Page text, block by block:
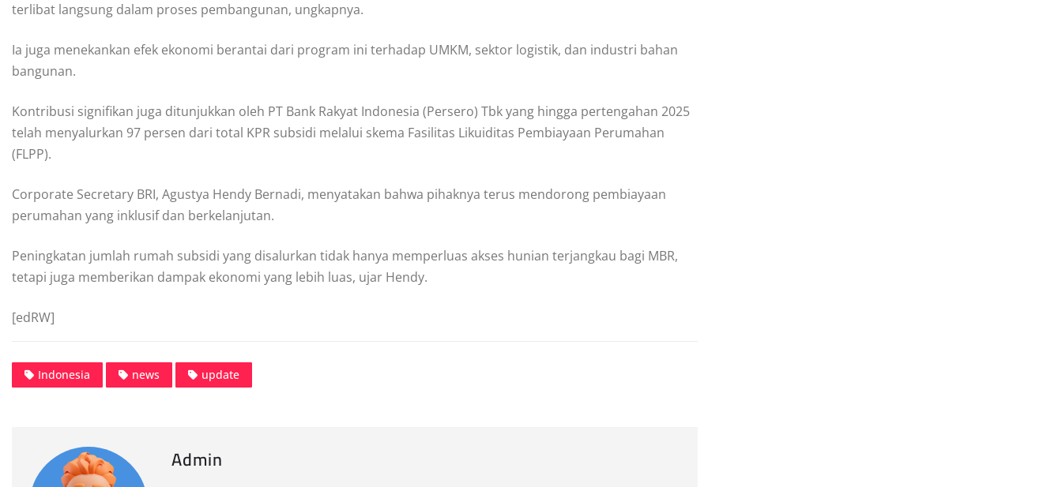
terlibat langsung dalam proses pembangunan, ungkapnya.
Ia juga menekankan efek ekonomi berantai dari program ini terhadap UMKM, sektor logistik, dan industri bahan
bangunan.
Kontribusi signifikan juga ditunjukkan oleh PT Bank Rakyat Indonesia (Persero) Tbk yang hingga pertengahan 2025
telah menyalurkan 97 persen dari total KPR subsidi melalui skema Fasilitas Likuiditas Pembiayaan Perumahan
(FLPP).
Corporate Secretary BRI, Agustya Hendy Bernadi, menyatakan bahwa pihaknya terus mendorong pembiayaan
perumahan yang inklusif dan berkelanjutan.
Peningkatan jumlah rumah subsidi yang disalurkan tidak hanya memperluas akses hunian terjangkau bagi MBR,
tetapi juga memberikan dampak ekonomi yang lebih luas, ujar Hendy.
[edRW]
Indonesia news update
Admin